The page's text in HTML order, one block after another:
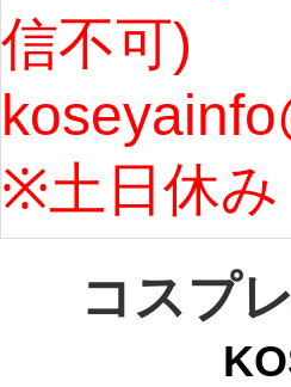
信不可)
※土日休み
コスプ